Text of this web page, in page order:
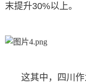
末提升30%以上。
这其中，四川